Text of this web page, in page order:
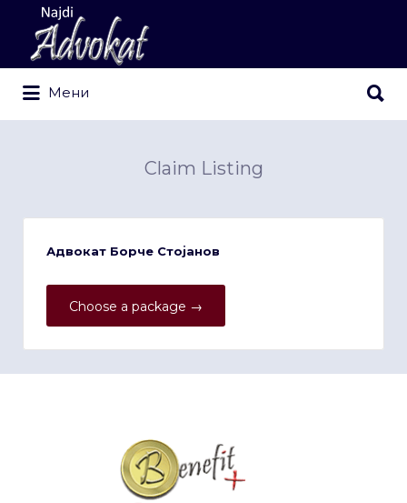
Search
for:
Мени
for:
Claim Listing
Адвокат Борче Стојанов